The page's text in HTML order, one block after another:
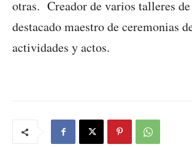
otras. Creador de varios talleres
destacado maestro de ceremonias
actividades y actos.